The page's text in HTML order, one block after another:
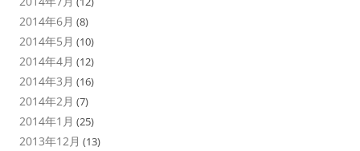
2014年6月 (8)
2014年5月 (10)
2014年4月 (12)
2014年3月 (16)
2014年2月 (7)
2014年1月 (25)
2013年12月 (13)